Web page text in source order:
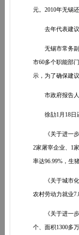
元。2010年无锡
去年代表建议
无锡市常务副
市60多个职能部
示，为了确保建
市政府报告人
徐劼1月18日还
《关于进一步
2家屠宰企业、1
率达96.99%，生
《关于城市化
农村劳动力就业
《关于进一步
个、面积1300多